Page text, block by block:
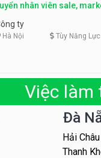
nhân viên sale,
ty
Hà Nội Tùy Năng Lực
Việc làm
Đà
Hải Châu
Thanh